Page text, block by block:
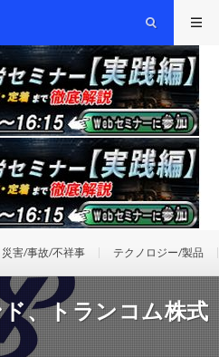
災害/事故/不祥事 テクノロジー/製品
、トランコム株式